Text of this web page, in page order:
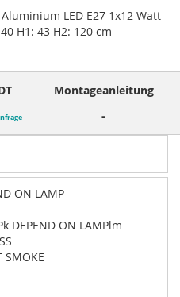
LED E27 1x12 Watt
H1: 43 H2: 120 cm
Montageanleitung
-
ON LAMP
DEPEND ON LAMPlm
SMOKE